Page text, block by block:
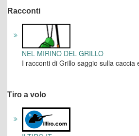
Racconti
NEL MIRINO DEL GRILLO
I racconti di Grillo saggio sulla caccia
Tiro a volo